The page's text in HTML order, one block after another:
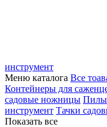
инструмент
Меню каталога Все
Контейнеры для
садовые ножницы Пилы
инструмент Тачки
Показать все